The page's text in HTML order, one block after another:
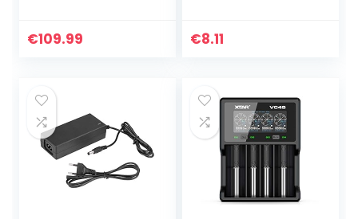
Snelladen, Qi/MFi
€109.99
oplaadbord(3S-
€8.11